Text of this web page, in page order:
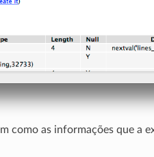
como as informações que a